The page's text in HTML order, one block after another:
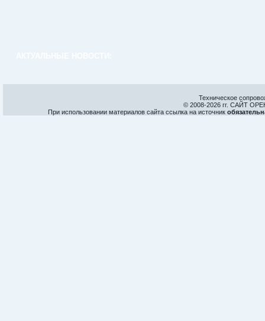
Техническое
© 2008-2026 гг. САЙТ
При использовании материалов сайта ссылка на источник